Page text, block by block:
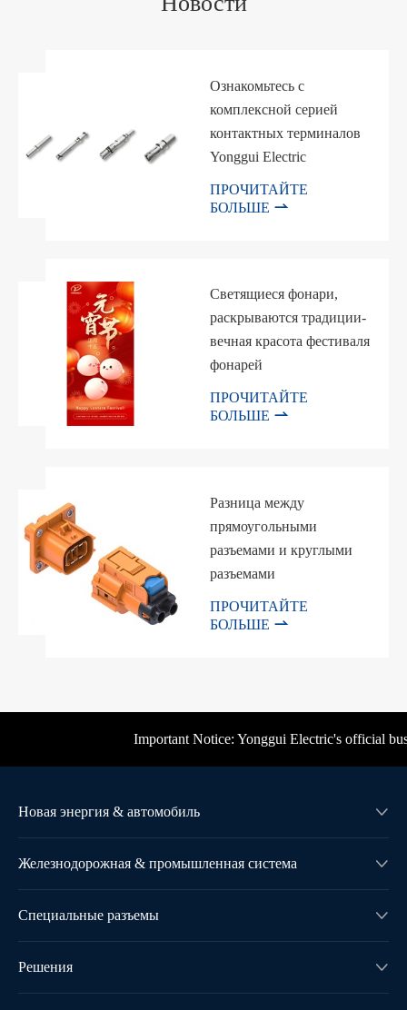
Ознакомьтесь с
комплексной серией
контактных терминалов
Yonggui Electric
ПРОЧИТАЙТЕ
БОЛЬШЕ 
Светящиеся фонари,
раскрываются традиции-
вечная красота фестиваля
фонарей
ПРОЧИТАЙТЕ
БОЛЬШЕ 
Разница между
прямоугольными
разъемами и круглыми
разъемами
ПРОЧИТАЙТЕ
БОЛЬШЕ 
Important Notice: Yonggui Electric's official
Новая энергия & автомобиль 
Железнодорожная & промышленная система 
Специальные разъемы 
Решения 